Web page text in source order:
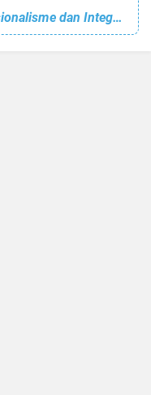
BP Batam Tanamkan Nilai Profesionalisme dan Integritas kepada Pegawai